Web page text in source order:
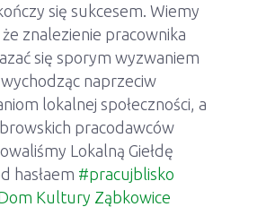
się sukcesem. Wiemy
znalezienie pracownika
się sporym wyzwaniem
naprzeciw
lokalnej społeczności, a
pracodawców
Lokalną Giełdę
hasłaem #pracujblisko
Kultury Ząbkowice